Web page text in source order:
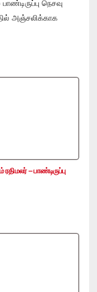
நெசவு
அஞ்சலிக்காக
– பாண்டிருப்பு